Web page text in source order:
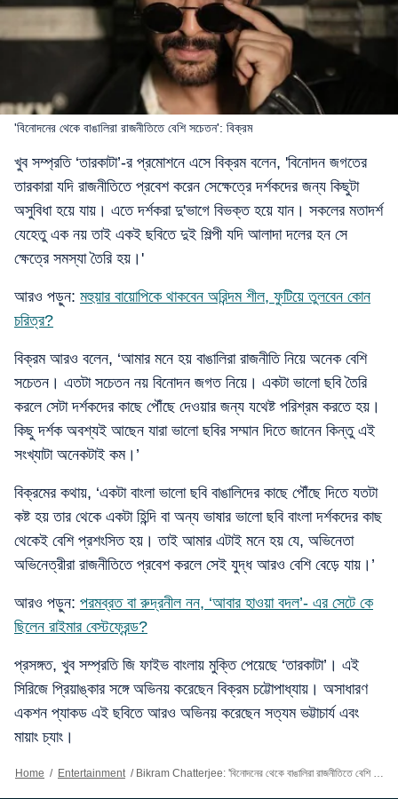
'বিনোদনের থেকে বাঙালিরা রাজনীতিতে বেশি সচেতন': বিক্রম
খুব সম্প্রতি ‘তারকাটা’-র প্রমোশনে এসে বিক্রম বলেন, 'বিনোদন জগতের
তারকারা যদি রাজনীতিতে প্রবেশ করেন সেক্ষেত্রে দর্শকদের জন্য কিছুটা
অসুবিধা হয়ে যায়। এতে দর্শকরা দু'ভাগে বিভক্ত হয়ে যান। সকলের মতাদর্শ
যেহেতু এক নয় তাই একই ছবিতে দুই শিল্পী যদি আলাদা দলের হন সে
ক্ষেত্রে সমস্যা তৈরি হয়।'
আরও পড়ুন: মহুয়ার বায়োপিকে থাকবেন অরিন্দম শীল, ফুটিয়ে তুলবেন কোন
চরিত্র?
বিক্রম আরও বলেন, ‘আমার মনে হয় বাঙালিরা রাজনীতি নিয়ে অনেক বেশি
সচেতন। এতটা সচেতন নয় বিনোদন জগত নিয়ে। একটা ভালো ছবি তৈরি
করলে সেটা দর্শকদের কাছে পৌঁছে দেওয়ার জন্য যথেষ্ট পরিশ্রম করতে হয়।
কিছু দর্শক অবশ্যই আছেন যারা ভালো ছবির সম্মান দিতে জানেন কিন্তু এই
সংখ্যাটা অনেকটাই কম।’
বিক্রমের কথায়, ‘একটা বাংলা ভালো ছবি বাঙালিদের কাছে পৌঁছে দিতে যতটা
কষ্ট হয় তার থেকে একটা হিন্দি বা অন্য ভাষার ভালো ছবি বাংলা দর্শকদের কাছ
থেকেই বেশি প্রশংসিত হয়। তাই আমার এটাই মনে হয় যে, অভিনেতা
অভিনেত্রীরা রাজনীতিতে প্রবেশ করলে সেই যুদ্ধ আরও বেশি বেড়ে যায়।’
আরও পড়ুন: পরমব্রত বা রুদ্রনীল নন, ‘আবার হাওয়া বদল’- এর সেটে কে
ছিলেন রাইমার বেস্টফ্রেন্ড?
প্রসঙ্গত, খুব সম্প্রতি জি ফাইভ বাংলায় মুক্তি পেয়েছে ‘তারকাটা’। এই
সিরিজে প্রিয়াঙ্কার সঙ্গে অভিনয় করেছেন বিক্রম চট্টোপাধ্যায়। অসাধারণ
একশন প্যাকড এই ছবিতে আরও অভিনয় করেছেন সত্যম ভট্টাচার্য এবং
মায়াং চ্যাং।
Home / Entertainment / Bikram Chatterjee: 'বিনোদনের থেকে বাঙালিরা রাজনীতিতে বেশি সচেতন': বিক্রম